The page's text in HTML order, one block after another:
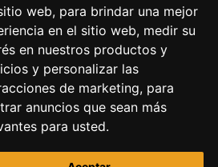
web, para brindar una mejor
en el sitio web, medir su
en nuestros productos y
y personalizar las
de marketing, para
anuncios que sean más
para usted.
reservados.